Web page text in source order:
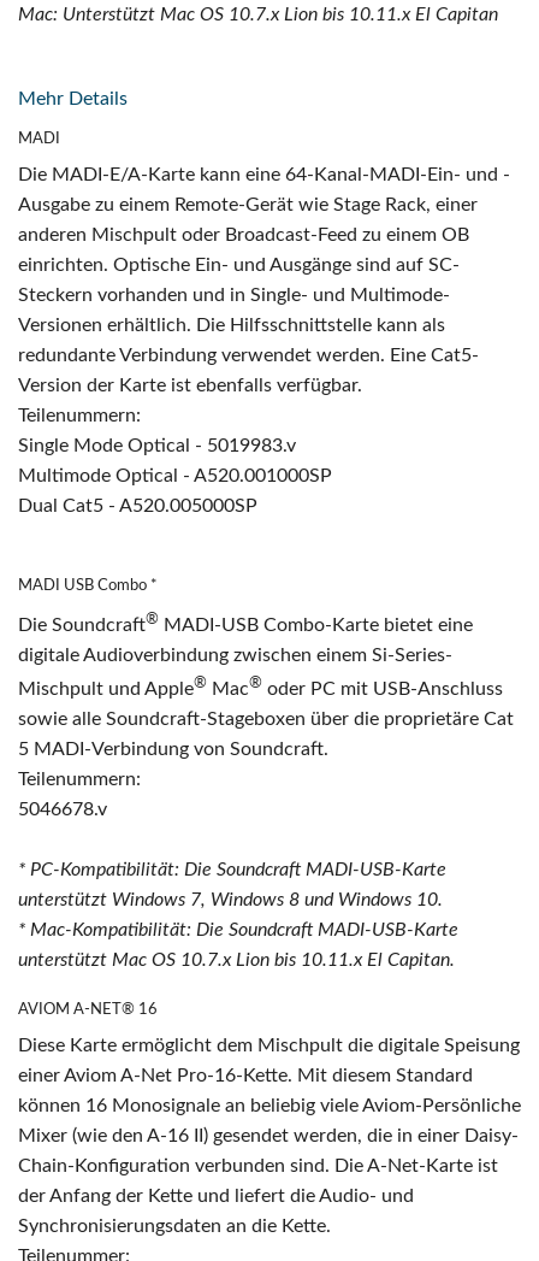
Mac: Unterstützt Mac OS 10.7.x Lion bis 10.11.x El Capitan
Mehr Details
MADI
Die MADI-E/A-Karte kann eine 64-Kanal-MADI-Ein- und -
Ausgabe zu einem Remote-Gerät wie Stage Rack, einer
anderen Mischpult oder Broadcast-Feed zu einem OB
einrichten. Optische Ein- und Ausgänge sind auf SC-
Steckern vorhanden und in Single- und Multimode-
Versionen erhältlich. Die Hilfsschnittstelle kann als
redundante Verbindung verwendet werden. Eine Cat5-
Version der Karte ist ebenfalls verfügbar.
Teilenummern:
Single Mode Optical - 5019983.v
Multimode Optical - A520.001000SP
Dual Cat5 - A520.005000SP
MADI USB Combo *
Die Soundcraft® MADI-USB Combo-Karte bietet eine
digitale Audioverbindung zwischen einem Si-Series-
Mischpult und Apple® Mac® oder PC mit USB-Anschluss
sowie alle Soundcraft-Stageboxen über die proprietäre Cat
5 MADI-Verbindung von Soundcraft.
Teilenummern:
5046678.v
* PC-Kompatibilität: Die Soundcraft MADI-USB-Karte
unterstützt Windows 7, Windows 8 und Windows 10.
* Mac-Kompatibilität: Die Soundcraft MADI-USB-Karte
unterstützt Mac OS 10.7.x Lion bis 10.11.x El Capitan.
AVIOM A-NET® 16
Diese Karte ermöglicht dem Mischpult die digitale Speisung
einer Aviom A-Net Pro-16-Kette. Mit diesem Standard
können 16 Monosignale an beliebig viele Aviom-Persönliche
Mixer (wie den A-16 II) gesendet werden, die in einer Daisy-
Chain-Konfiguration verbunden sind. Die A-Net-Karte ist
der Anfang der Kette und liefert die Audio- und
Synchronisierungsdaten an die Kette.
Teilenummer: